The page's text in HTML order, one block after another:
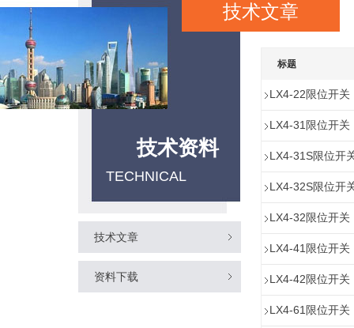
技术资料
TECHNICAL
技术文章
资料下载
技术文章
标题
LX4-22限位开关
LX4-31限位开关
LX4-31S限位开
LX4-32S限位开
LX4-32限位开关
LX4-41限位开关
LX4-42限位开关
LX4-61限位开关